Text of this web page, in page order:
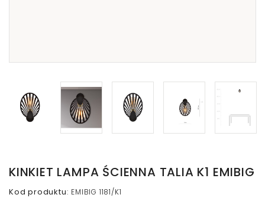
KINKIET LAMPA ŚCIENNA TALIA K1 EMIBIG
Kod produktu: EMIBIG 1181/K1